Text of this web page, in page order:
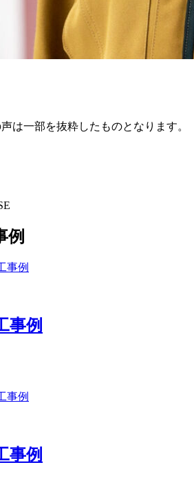
は一部を抜粋したものとなります。
例
事例
事例